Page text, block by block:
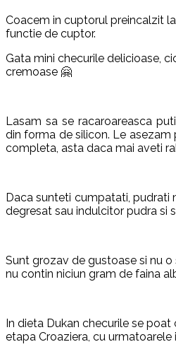
Coacem in cuptorul preincalzit
functie de cuptor.
Gata mini checurile delicioase,
cremoase 🤗
Lasam sa se racaroareasca
din forma de silicon. Le asezam
completa, asta daca mai aveti
Daca sunteti cumpatati, pudrati
degresat sau indulcitor pudra si
Sunt grozav de gustoase si nu
nu contin niciun gram de faina
In dieta Dukan checurile se
etapa Croaziera, cu urmatoarele